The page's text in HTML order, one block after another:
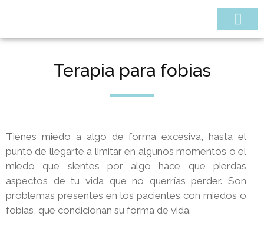
Terapia para fobias
Tienes miedo a algo de forma excesiva, hasta el
punto de llegarte a limitar en algunos momentos o el
miedo que sientes por algo hace que pierdas
aspectos de tu vida que no querrías perder. Son
problemas presentes en los pacientes con miedos o
fobias, que condicionan su forma de vida.